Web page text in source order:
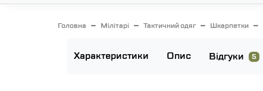
Головна Мілітарі Тактичний одяг Шкарпетки
Характеристики Опис Відгуки 5